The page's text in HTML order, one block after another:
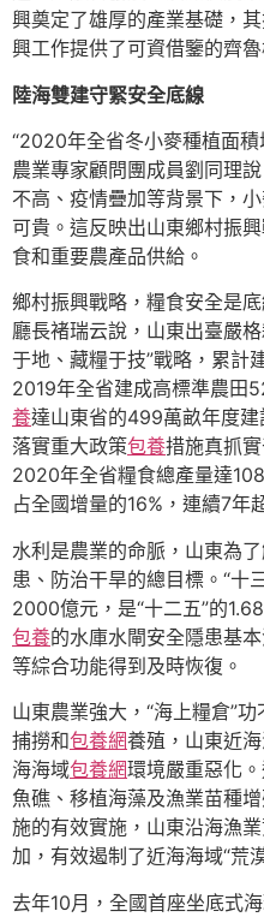
興奠定了雄厚的產業基礎，
興工作提供了可資借鑒的齊魯
陸海雙建守緊安全底線
“2020年全省冬小麥種植面積
農業專家顧問團成員劉同理
不高、疫情疊加等背景下，
可貴。這反映出山東鄉村振
食和重要農產品供給。
鄉村振興戰略，糧食安全是
廳長褚瑞云說，山東出臺嚴
于地、藏糧于技”戰略，累計
2019年全省建成高標準農田
養達山東省的499萬畝年度
落實重大政策包養措施真抓
2020年全省糧食總產量達
占全國增量的16%，連續7年
水利是農業的命脈，山東為
患、防治干旱的總目標。“十
2000億元，是“十二五”的
包養的水庫水閘安全隱患基
等綜合功能得到及時恢復。
山東農業強大，“海上糧倉”
捕撈和包養網養殖，山東近
海海域包養網環境嚴重惡化
魚礁、移植海藻及漁業苗種
施的有效實施，山東沿海漁
加，有效遏制了近海海域“荒
去年10月，全國首座坐底式